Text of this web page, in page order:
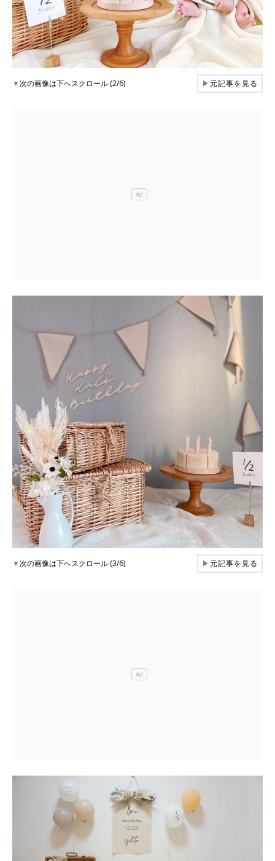
▼次の画像は下へスクロール (2/6) ▶元記事を見る
▼次の画像は下へスクロール (3/6) ▶元記事を見る